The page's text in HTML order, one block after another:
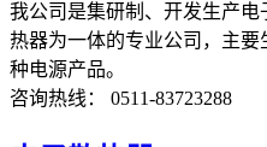
我公司是集研制、开发生产
热器为一体的专业公司，主
种电源产品。
咨询热线： 0511-83723288